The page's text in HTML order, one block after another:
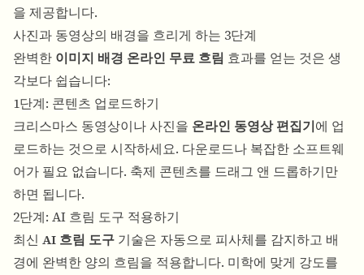
을 제공합니다.
사진과 동영상의 배경을 흐리게 하는 3단계
완벽한 이미지 배경 온라인 무료 흐림 효과를 얻는 것은 생
각보다 쉽습니다:
1단계: 콘텐츠 업로드하기
크리스마스 동영상이나 사진을 온라인 동영상 편집기에 업
로드하는 것으로 시작하세요. 다운로드나 복잡한 소프트웨
어가 필요 없습니다. 축제 콘텐츠를 드래그 앤 드롭하기만
하면 됩니다.
2단계: AI 흐림 도구 적용하기
최신 AI 흐림 도구 기술은 자동으로 피사체를 감지하고 배
경에 완벽한 양의 흐림을 적용합니다. 미학에 맞게 강도를